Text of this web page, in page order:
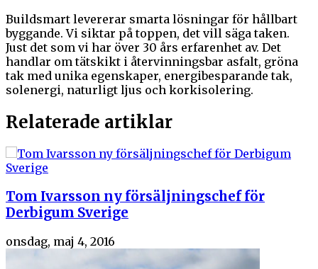
Buildsmart levererar smarta lösningar för hållbart
byggande. Vi siktar på toppen, det vill säga taken.
Just det som vi har över 30 års erfarenhet av. Det
handlar om tätskikt i återvinningsbar asfalt, gröna
tak med unika egenskaper, energibesparande tak,
solenergi, naturligt ljus och korkisolering.
Relaterade artiklar
Tom Ivarsson ny försäljningschef för
Derbigum Sverige
onsdag, maj 4, 2016